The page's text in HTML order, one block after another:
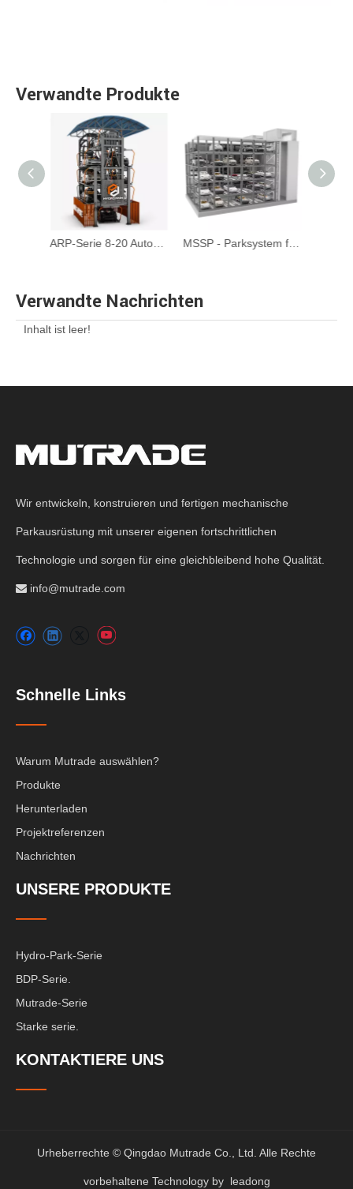
Verwandte Produkte
MLP - Automatisierte mechanische Ebene Umzugsfläche sparsamer Parksysteme
Verwandte Nachrichten
Inhalt ist leer!
Wir entwickeln, konstruieren und fertigen mechanische
Parkausrüstung mit unserer eigenen fortschrittlichen
Technologie und sorgen für eine gleichbleibend hohe Qualität.
 info@mutrade.com
Schnelle Links
Warum Mutrade auswählen?
Produkte
Herunterladen
Projektreferenzen
Nachrichten
UNSERE PRODUKTE
Hydro-Park-Serie
BDP-Serie.
Mutrade-Serie
Starke serie.
KONTAKTIERE UNS
Urheberrechte © Qingdao Mutrade Co., Ltd. Alle Rechte
vorbehaltene Technology by leadong